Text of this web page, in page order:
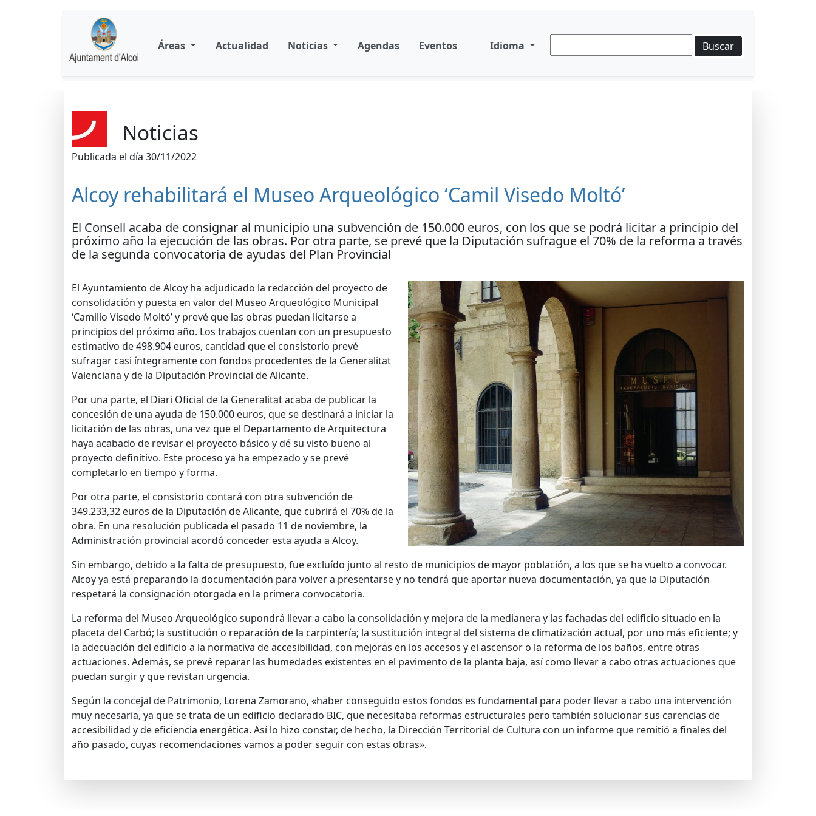
Áreas Actualidad Noticias Agendas Eventos Idioma Buscar
Noticias
Publicada el día 30/11/2022
Alcoy rehabilitará el Museo Arqueológico ‘Camil Visedo Moltó’
El Consell acaba de consignar al municipio una subvención de 150.000 euros, con los que se podrá licitar a principio del
próximo año la ejecución de las obras. Por otra parte, se prevé que la Diputación sufrague el 70% de la reforma a través
de la segunda convocatoria de ayudas del Plan Provincial
El Ayuntamiento de Alcoy ha adjudicado la redacción del proyecto de
consolidación y puesta en valor del Museo Arqueológico Municipal
‘Camilio Visedo Moltó’ y prevé que las obras puedan licitarse a
principios del próximo año. Los trabajos cuentan con un presupuesto
estimativo de 498.904 euros, cantidad que el consistorio prevé
sufragar casi íntegramente con fondos procedentes de la Generalitat
Valenciana y de la Diputación Provincial de Alicante.
Por una parte, el Diari Oficial de la Generalitat acaba de publicar la
concesión de una ayuda de 150.000 euros, que se destinará a iniciar la
licitación de las obras, una vez que el Departamento de Arquitectura
haya acabado de revisar el proyecto básico y dé su visto bueno al
proyecto definitivo. Este proceso ya ha empezado y se prevé
completarlo en tiempo y forma.
Por otra parte, el consistorio contará con otra subvención de
349.233,32 euros de la Diputación de Alicante, que cubrirá el 70% de la
obra. En una resolución publicada el pasado 11 de noviembre, la
Administración provincial acordó conceder esta ayuda a Alcoy.
Sin embargo, debido a la falta de presupuesto, fue excluído junto al resto de municipios de mayor población, a los que se ha vuelto a convocar.
Alcoy ya está preparando la documentación para volver a presentarse y no tendrá que aportar nueva documentación, ya que la Diputación
respetará la consignación otorgada en la primera convocatoria.
La reforma del Museo Arqueológico supondrá llevar a cabo la consolidación y mejora de la medianera y las fachadas del edificio situado en la
placeta del Carbó; la sustitución o reparación de la carpintería; la sustitución integral del sistema de climatización actual, por uno más eficiente; y
la adecuación del edificio a la normativa de accesibilidad, con mejoras en los accesos y el ascensor o la reforma de los baños, entre otras
actuaciones. Además, se prevé reparar las humedades existentes en el pavimento de la planta baja, así como llevar a cabo otras actuaciones que
puedan surgir y que revistan urgencia.
Según la concejal de Patrimonio, Lorena Zamorano, «haber conseguido estos fondos es fundamental para poder llevar a cabo una intervención
muy necesaria, ya que se trata de un edificio declarado BIC, que necesitaba reformas estructurales pero también solucionar sus carencias de
accesibilidad y de eficiencia energética. Así lo hizo constar, de hecho, la Dirección Territorial de Cultura con un informe que remitió a finales del
año pasado, cuyas recomendaciones vamos a poder seguir con estas obras».